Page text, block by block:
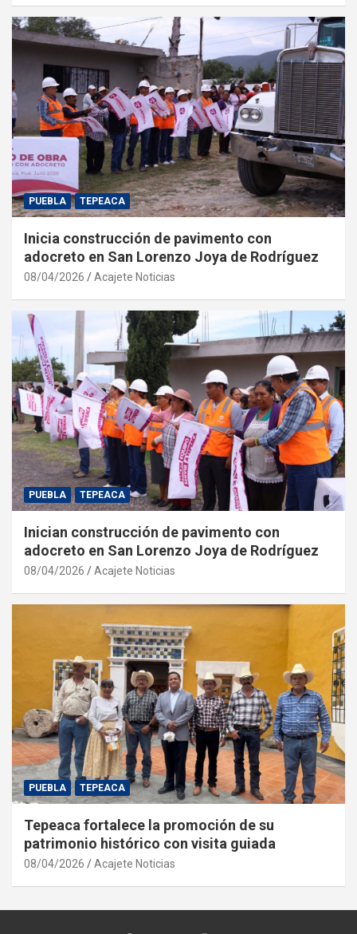
PUEBLA TEPEACA
Inicia construcción de pavimento con
adocreto en San Lorenzo Joya de Rodríguez
08/04/2026 Acajete Noticias
PUEBLA TEPEACA
Inician construcción de pavimento con
adocreto en San Lorenzo Joya de Rodríguez
08/04/2026 Acajete Noticias
PUEBLA TEPEACA
Tepeaca fortalece la promoción de su
patrimonio histórico con visita guiada
08/04/2026 Acajete Noticias